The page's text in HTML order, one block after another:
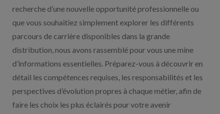
recherche d’une nouvelle opportunité professionnelle ou
que vous souhaitiez simplement explorer les différents
parcours de carrière disponibles dans la grande
distribution, nous avons rassemblé pour vous une mine
d’informations essentielles. Préparez-vous à découvrir en
détail les compétences requises, les responsabilités et les
perspectives d’évolution propres à chaque métier, afin de
faire les choix les plus éclairés pour votre avenir